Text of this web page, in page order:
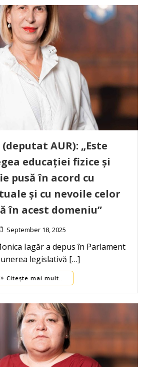
AUR): „Este
educației fizice și
pusă în acord cu
și cu nevoile celor
în acest domeniu”
September 18, 2025
Iagăr a depus în Parlament
legislativă […]
Citește mai mult..